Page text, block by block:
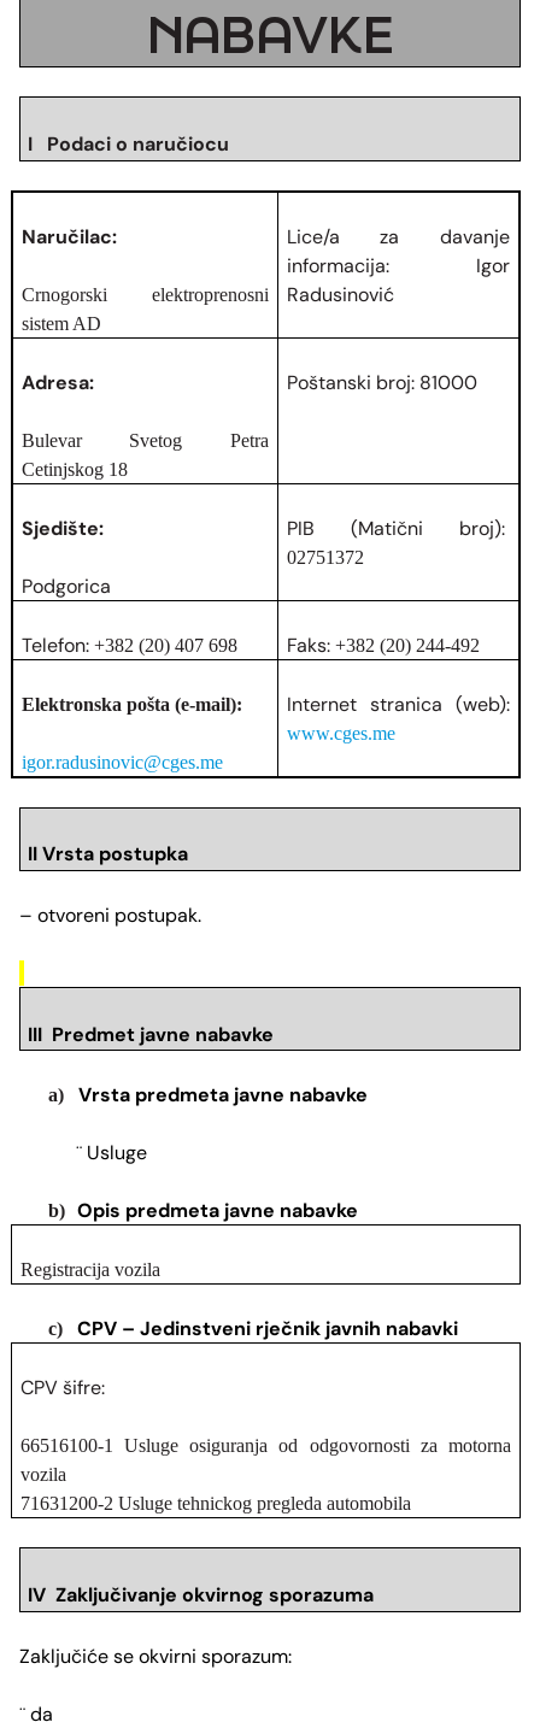
NABAVKE
I Podaci o naručiocu
Naručilac:
Crnogorski elektroprenosni
sistem AD
Lice/a za davanje
informacija: Igor
Radusinović
Adresa:
Bulevar Svetog Petra
Cetinjskog 18
Poštanski broj: 81000
Sjedište:
Podgorica
PIB (Matični broj):
02751372
Telefon: +382 (20) 407 698 Faks:+382 (20) 244-492
Elektronska pošta (e-mail):
igor.radusinovic@cges.me
Internet stranica (web):
www.cges.me
II Vrsta postupka
– otvoreni postupak.
III Predmet javne nabavke
a) Vrsta predmeta javne nabavke
¨ Usluge
b) Opis predmeta javne nabavke
Registracija vozila
c) CPV – Jedinstveni rječnik javnih nabavki
CPV šifre:
66516100-1 Usluge osiguranja od odgovornosti za motorna
vozila
71631200-2 Usluge tehnickog pregleda automobila
IV Zaključivanje okvirnog sporazuma
Zaključiće se okvirni sporazum:
¨ da